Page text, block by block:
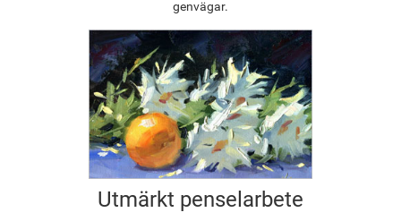
genvägar.
Utmärkt penselarbete